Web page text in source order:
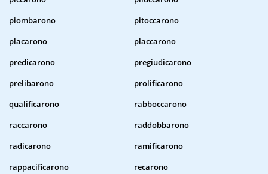
piombarono
pitoccarono
placarono
placcarono
predicarono
pregiudicarono
prelibarono
prolificarono
qualificarono
rabboccarono
raccarono
raddobbarono
radicarono
ramificarono
rappacificarono
recarono